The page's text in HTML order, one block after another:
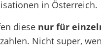
in Österreich.
diese nur für
Nicht super,